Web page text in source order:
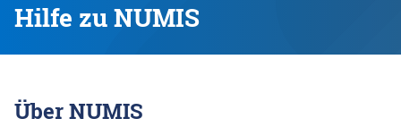
Hilfe zu NUMIS
Über NUMIS